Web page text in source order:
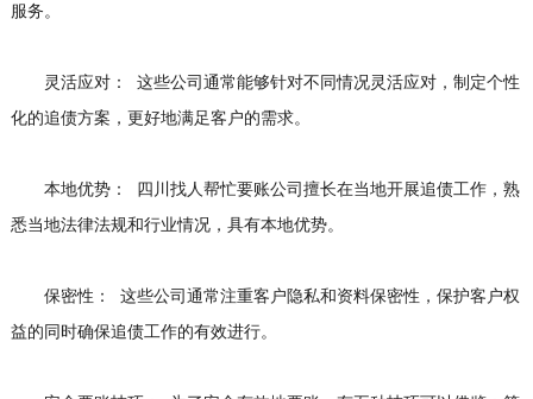
服务。
灵活应对： 这些公司通常能够针对不同情况灵活应对，制定个性
化的追债方案，更好地满足客户的需求。
本地优势： 四川找人帮忙要账公司擅长在当地开展追债工作，熟
悉当地法律法规和行业情况，具有本地优势。
保密性： 这些公司通常注重客户隐私和资料保密性，保护客户权
益的同时确保追债工作的有效进行。